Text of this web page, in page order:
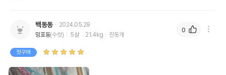
백동동
2024.05.29
밍포동(수컷) 5살 21.4kg 진돗개
첫구매
0